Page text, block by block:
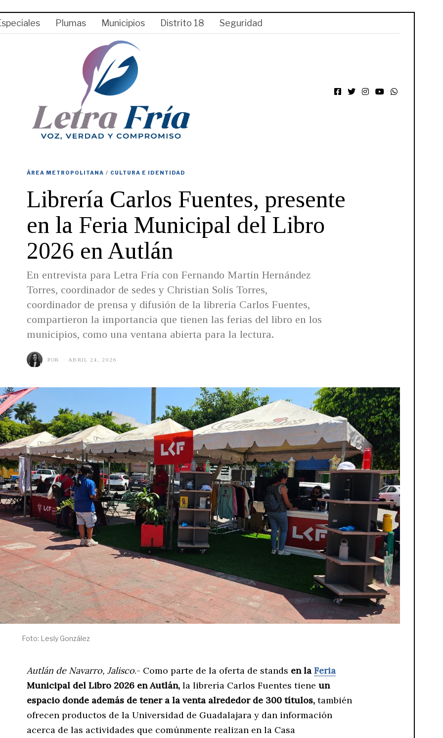
Plumas Municipios Distrito 18 Seguridad
ÁREA METROPOLITANA / CULTURA E IDENTIDAD
Librería Carlos Fuentes, presente
en la Feria Municipal del Libro
2026 en Autlán
En entrevista para Letra Fría con Fernando Martín Hernández
Torres, coordinador de sedes y Christian Solís Torres,
coordinador de prensa y difusión de la librería Carlos Fuentes,
compartieron la importancia que tienen las ferias del libro en los
municipios, como una ventana abierta para la lectura.
POR ABRIL 24, 2026
L
,
2
0
2
6
Foto: Lesly González
Autlán de Navarro, Jalisco.- Como parte de la oferta de stands en la Feria
Municipal del Libro 2026 en Autlán, la librería Carlos Fuentes tiene un
espacio donde además de tener a la venta alrededor de 300 títulos, también
ofrecen productos de la Universidad de Guadalajara y dan información
acerca de las actividades que comúnmente realizan en la Casa